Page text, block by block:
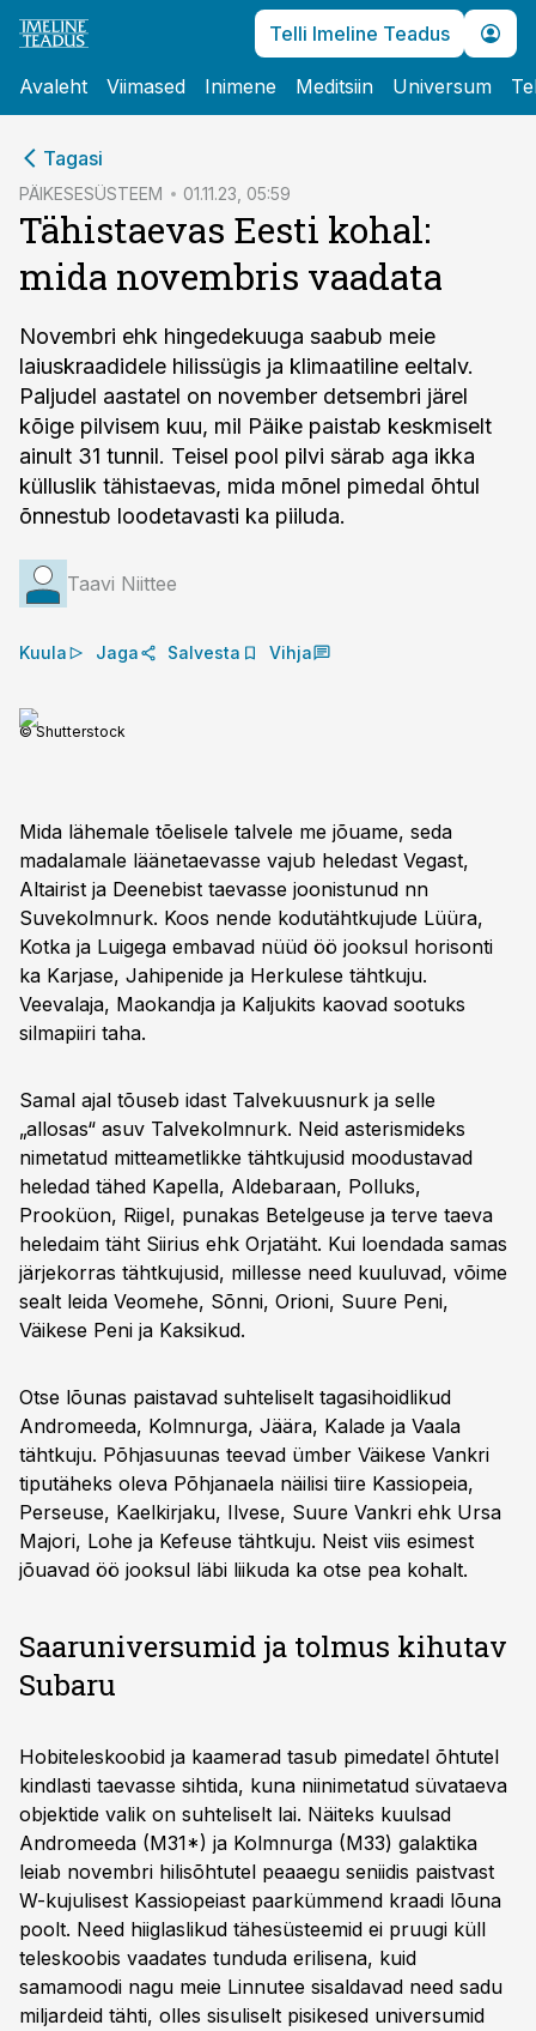
Telli Imeline Teadus
Avaleht Viimased Inimene Meditsiin Universum
Tagasi
PÄIKESESÜSTEEM 01.11.23, 05:59
Tähistaevas Eesti kohal:
mida novembris vaadata
Novembri ehk hingedekuuga saabub meie
laiuskraadidele hilissügis ja klimaatiline eeltalv.
Paljudel aastatel on november detsembri järel
kõige pilvisem kuu, mil Päike paistab keskmiselt
ainult 31 tunnil. Teisel pool pilvi särab aga ikka
külluslik tähistaevas, mida mõnel pimedal õhtul
õnnestub loodetavasti ka piiluda.
Taavi Niittee
Kuula Jaga Salvesta Vihja
© Shutterstock
Mida lähemale tõelisele talvele me jõuame, seda
madalamale lääne­taevasse vajub heledast Vegast,
Altairist ja Deenebist taevasse joonistunud nn
Suvekolmnurk. Koos nende kodutähtkujude Lüüra,
Kotka ja Luigega embavad nüüd öö jooksul horisonti
ka Karjase, Jahipenide ja Herkulese tähtkuju.
Veevalaja, Maokandja ja Kaljukits kaovad sootuks
silmapiiri taha.
Samal ajal tõuseb idast Talvekuusnurk ja selle
„allosas“ asuv Talvekolmnurk. Neid asterismideks
nimetatud mitteametlikke tähtkujusid moodustavad
heledad tähed Kapella, Aldebaraan, Polluks,
Prooküon, Riigel, punakas Betelgeuse ja terve taeva
heledaim täht Siirius ehk Orjatäht. Kui loendada samas
järjekorras tähtkujusid, millesse need kuuluvad, võime
sealt leida Veomehe, Sõnni, Orioni, Suure Peni,
Väikese Peni ja Kaksikud.
Otse lõunas paistavad suhteliselt tagasihoidlikud
Andromeeda, Kolmnurga, Jäära, Kalade ja Vaala
tähtkuju. Põhjasuunas teevad ümber Väikese Vankri
tiputäheks oleva Põhjanaela näilisi tiire Kassiopeia,
Perseuse, Kael­kirjaku, Ilvese, Suure Vankri ehk Ursa
Majori, Lohe ja Kefeuse tähtkuju. Neist viis esimest
jõuavad öö jooksul läbi liikuda ka otse pea kohalt.
Saaruniversumid ja tolmus kihutav
Subaru
Hobiteleskoobid ja kaamerad tasub pimedatel õhtutel
kindlasti taevasse sihtida, kuna niinimetatud süvataeva
objektide valik on suhteliselt lai. Näiteks kuulsad
Andromeeda (M31*) ja Kolmnurga (M33) galaktika
leiab novembri hilisõhtutel peaaegu seniidis paistvast
W-kujulisest Kassiopeiast paarkümmend kraadi lõuna
poolt. Need hiiglaslikud tähesüsteemid ei pruugi küll
teleskoobis vaadates tunduda erilisena, kuid
samamoodi nagu meie Linnutee sisaldavad need sadu
miljardeid tähti, olles sisuliselt pisikesed universumid